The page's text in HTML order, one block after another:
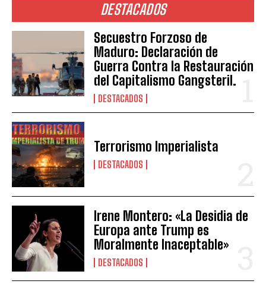
DESTACADOS
Secuestro Forzoso de
Maduro: Declaración de
Guerra Contra la Restauración
del Capitalismo Gangsteril.
DESTACADOS
Terrorismo Imperialista
DESTACADOS
Irene Montero: «La Desidia de
Europa ante Trump es
Moralmente Inaceptable»
DESTACADOS